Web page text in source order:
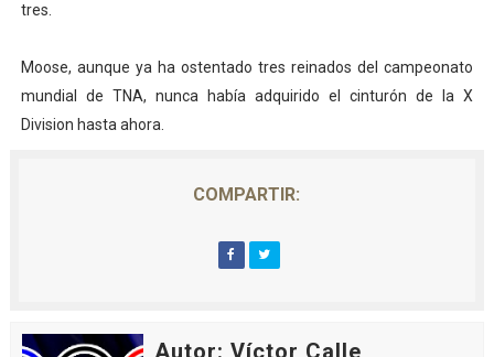
tres.
Moose, aunque ya ha ostentado tres reinados del campeonato
mundial de TNA, nunca había adquirido el cinturón de la X
Division hasta ahora.
COMPARTIR:
Autor: Víctor Calle